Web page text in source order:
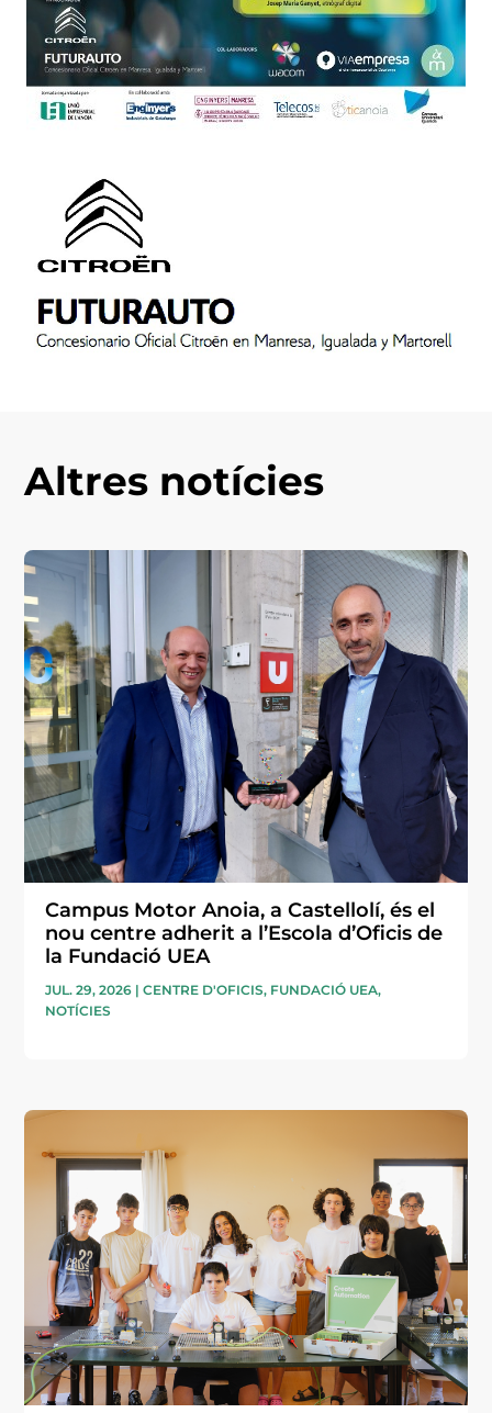
Altres notícies
Campus Motor Anoia, a Castellolí, és el
nou centre adherit a l’Escola d’Oficis de
la Fundació UEA
JUL. 29, 2026 |CENTRE D'OFICIS, FUNDACIÓ UEA,
NOTÍCIES